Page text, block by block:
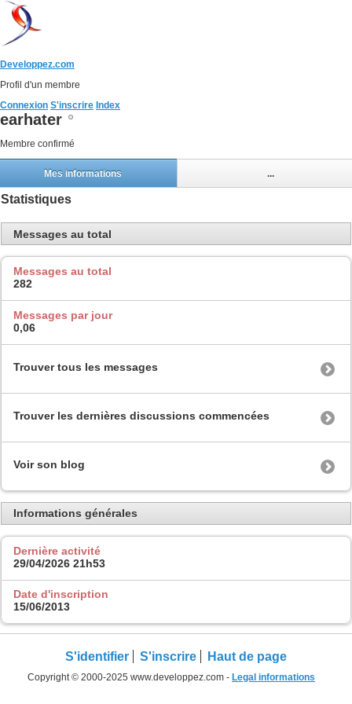
Developpez.com
Profil d'un membre
Connexion S'inscrire Index
earhater
Membre confirmé
Mes informations ...
Statistiques
Messages au total
Messages au total
282
Messages par jour
0,06
Trouver tous les messages
Trouver les dernières discussions commencées
Voir son blog
Informations générales
Dernière activité
29/04/2026 21h53
Date d'inscription
15/06/2013
S'identifier S'inscrire Haut de page
Copyright © 2000-2025 www.developpez.com - Legal informations